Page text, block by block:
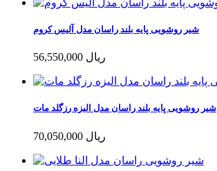
شیر روشویی پایه بلند راسان مدل آلیس کروم
56,550,000 ریال
شیر روشویی پایه بلند راسان مدل الیزه رزگلد مات
70,050,000 ریال